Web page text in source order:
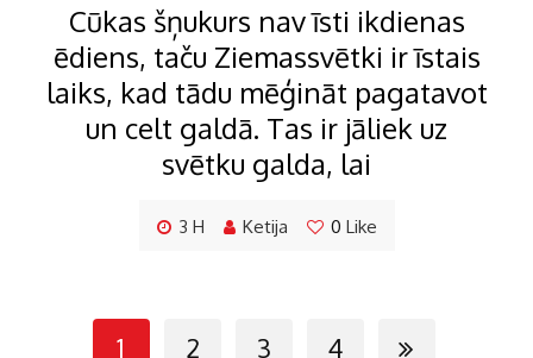
Cūkas šņukurs nav īsti ikdienas
ēdiens, taču Ziemassvētki ir īstais
laiks, kad tādu mēģināt pagatavot
un celt galdā. Tas ir jāliek uz
svētku galda, lai
3 H Ketija 0 Like
1 2 3 4